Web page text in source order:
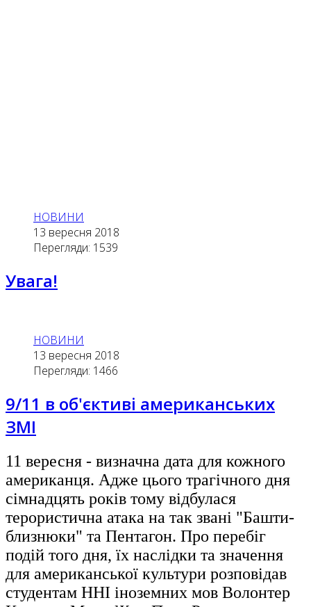
НОВИНИ
13 вересня 2018
Перегляди: 1539
Увага!
НОВИНИ
13 вересня 2018
Перегляди: 1466
9/11 в об'єктиві американських
ЗМІ
11 вересня - визначна дата для кожного
американця. Адже цього трагічного дня
сімнадцять років тому відбулася
терористична атака на так звані "Башти-
близнюки" та Пентагон. Про перебіг
подій того дня, їх наслідки та значення
для американської культури розповідав
студентам ННІ іноземних мов Волонтер